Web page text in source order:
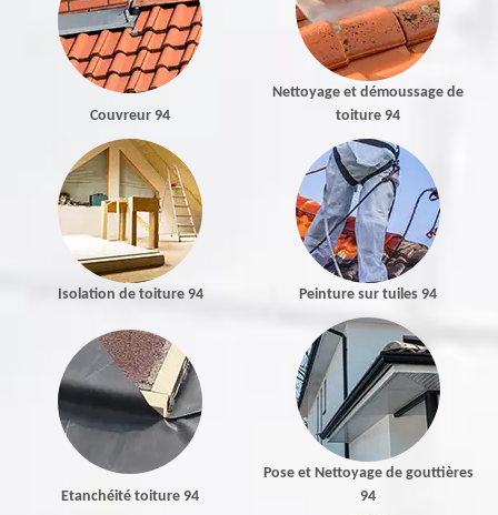
Couvreur 94
Nettoyage et démoussage de
toiture 94
Isolation de toiture 94 Peinture sur tuiles 94
Etanchéité toiture 94
Pose et Nettoyage de gouttières
94